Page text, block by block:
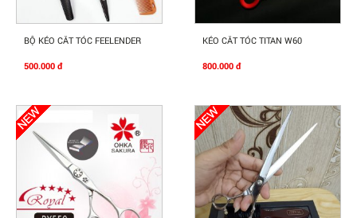
Mua Ngay
BỘ KÉO CẮT TÓC FEELENDER
500.000 đ
Mua Ngay
KÉO CẮT TÓC TITAN W60
800.000 đ